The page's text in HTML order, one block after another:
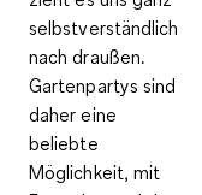
selbstverständlich
nach draußen.
Gartenpartys sind
daher eine
beliebte
Möglichkeit, mit